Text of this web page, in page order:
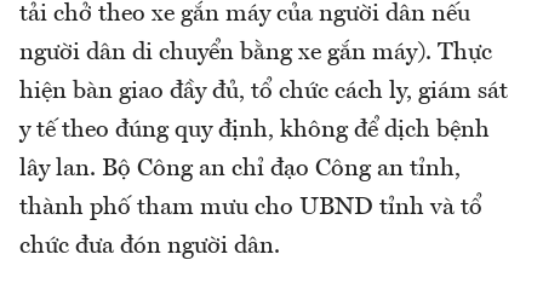
tải chở theo xe gắn máy của người dân nếu
người dân di chuyển bằng xe gắn máy). Thực
hiện bàn giao đầy đủ, tổ chức cách ly, giám sát
y tế theo đúng quy định, không để dịch bệnh
lây lan. Bộ Công an chỉ đạo Công an tỉnh,
thành phố tham mưu cho UBND tỉnh và tổ
chức đưa đón người dân.